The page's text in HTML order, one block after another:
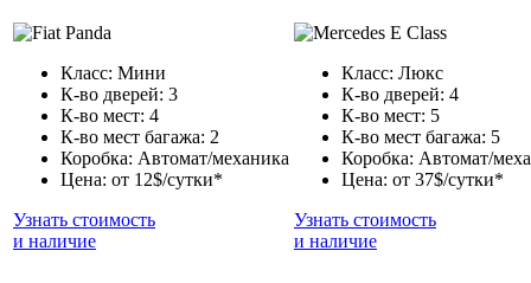
Класс: Мини
К-во дверей: 3
К-во мест: 4
К-во мест багажа: 2
Коробка: Автомат/механика
Цена: от 12$/сутки*
Узнать стоимость
и наличие
Класс: Люкс
К-во дверей: 4
К-во мест: 5
К-во мест багажа: 5
Коробка: Автомат/
Цена: от 37$/сутки*
Узнать стоимость
и наличие